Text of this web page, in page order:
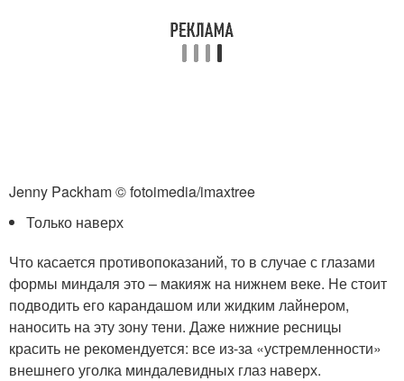
Jenny Packham © fotoimedia/imaxtree
Только наверх
Что касается противопоказаний, то в случае с глазами
формы миндаля это – макияж на нижнем веке. Не стоит
подводить его карандашом или жидким лайнером,
наносить на эту зону тени. Даже нижние ресницы
красить не рекомендуется: все из-за «устремленности»
внешнего уголка миндалевидных глаз наверх.